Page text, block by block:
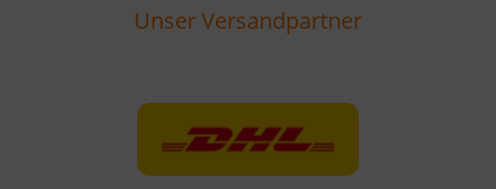
Unser Versandpartner